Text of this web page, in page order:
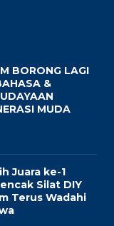
BORONG LAGI
&
MUDA
Juara ke-1
Silat DIY
Terus Wadahi